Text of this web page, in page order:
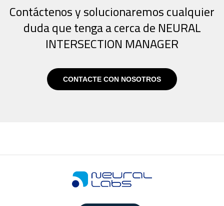
Contáctenos y solucionaremos cualquier
duda que tenga a cerca de NEURAL
INTERSECTION MANAGER
CONTACTE CON NOSOTROS